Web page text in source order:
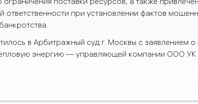
ответственности при установлении фактов
в Арбитражный суд г. Москвы с заявлением о
энергию — управляющей компании ООО